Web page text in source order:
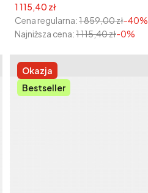
Cena promocyjna
1 115,40 zł
Cena regularna:1 859,00 zł-40%
Najniższa cena:1 115,40 zł-0%
Okazja
Bestseller